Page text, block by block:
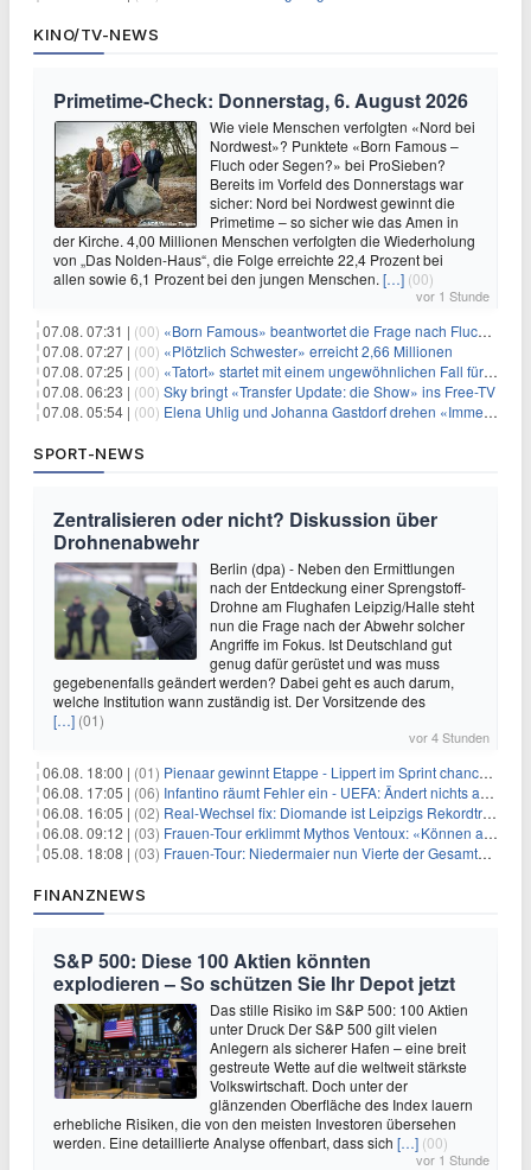
KINO/TV-NEWS
Primetime-Check: Donnerstag, 6. August 2026
Wie viele Menschen verfolgten «Nord bei
Nordwest»? Punktete «Born Famous –
Fluch oder Segen?» bei ProSieben?
Bereits im Vorfeld des Donnerstags war
sicher: Nord bei Nordwest gewinnt die
Primetime – so sicher wie das Amen in
der Kirche. 4,00 Millionen Menschen verfolgten die Wiederholung
von „Das Nolden-Haus“, die Folge erreichte 22,4 Prozent bei
allen sowie 6,1 Prozent bei den jungen Menschen. […] (00)
vor 1 Stunde
07.08. 07:31 | (00) «Born Famous» beantwortet die Frage nach Fluch oder Segen
07.08. 07:27 | (00) «Plötzlich Schwester» erreicht 2,66 Millionen
07.08. 07:25 | (00) «Tatort» startet mit einem ungewöhnlichen Fall für Charlotte Lindholm
07.08. 06:23 | (00) Sky bringt «Transfer Update: die Show» ins Free-TV
07.08. 05:54 | (00) Elena Uhlig und Johanna Gastdorf drehen «Immer fehlt was»
SPORT-NEWS
Zentralisieren oder nicht? Diskussion über
Drohnenabwehr
Berlin (dpa) - Neben den Ermittlungen
nach der Entdeckung einer Sprengstoff-
Drohne am Flughafen Leipzig/Halle steht
nun die Frage nach der Abwehr solcher
Angriffe im Fokus. Ist Deutschland gut
genug dafür gerüstet und was muss
gegebenenfalls geändert werden? Dabei geht es auch darum,
welche Institution wann zuständig ist. Der Vorsitzende des
[…] (01)
vor 4 Stunden
06.08. 18:00 | (01) Pienaar gewinnt Etappe - Lippert im Sprint chancenlos
06.08. 17:05 | (06) Infantino räumt Fehler ein - UEFA: Ändert nichts an Boykott
06.08. 16:05 | (02) Real-Wechsel fix: Diomande ist Leipzigs Rekordtransfer
06.08. 09:12 | (03) Frauen-Tour erklimmt Mythos Ventoux: «Können alles schaffen»
05.08. 18:08 | (03) Frauen-Tour: Niedermaier nun Vierte der Gesamtwertung
FINANZNEWS
S&P 500: Diese 100 Aktien könnten
explodieren – So schützen Sie Ihr Depot jetzt
Das stille Risiko im S&P 500: 100 Aktien
unter Druck Der S&P 500 gilt vielen
Anlegern als sicherer Hafen – eine breit
gestreute Wette auf die weltweit stärkste
Volkswirtschaft. Doch unter der
glänzenden Oberfläche des Index lauern
erhebliche Risiken, die von den meisten Investoren übersehen
werden. Eine detaillierte Analyse offenbart, dass sich […] (00)
vor 1 Stunde